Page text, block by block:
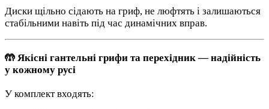
Диски щільно сідають на гриф, не люфтять і залишаються
стабільними навіть під час динамічних вправ.
🤲 Якісні гантельні грифи та перехідник — надійність
у кожному русі
У комплект входять: